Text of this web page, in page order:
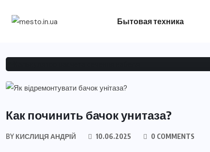
Бытовая техника
Как починить бачок унитаза?
BY КИСЛИЦЯ АНДРІЙ 10.06.2025 0 COMMENTS